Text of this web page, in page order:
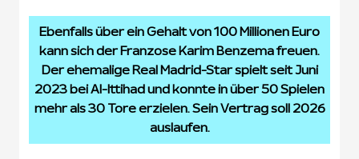
Ebenfalls über ein Gehalt von 100 Millionen Euro
kann sich der Franzose Karim Benzema freuen.
Der ehemalige Real Madrid-Star spielt seit Juni
2023 bei Al-Ittihad und konnte in über 50 Spielen
mehr als 30 Tore erzielen. Sein Vertrag soll 2026
auslaufen.